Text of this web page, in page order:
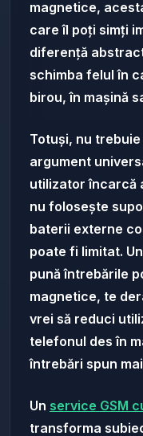
magnetice,
care îl poți simți
diferență
schimba felul în
birou, în mașină
Totuși, nu
argument
utilizator încarcă
nu folosește
baterii externe
poate fi limitat.
pună întrebările
magnetice, te
vrei să reduci
telefonul des în
întrebări spun
Un service GSM
transforma